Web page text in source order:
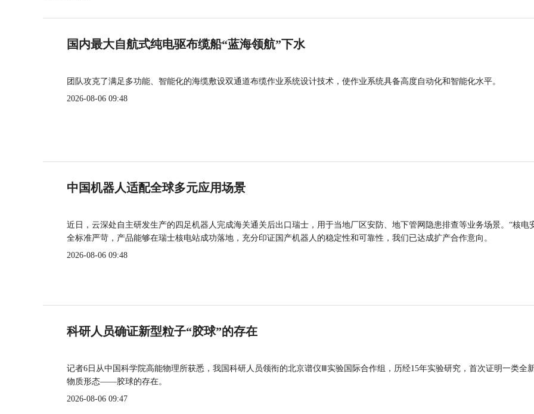
国内最大自航式纯电驱布缆船“蓝海领航”下水
团队攻克了满足多功能、智能化的海缆敷设双通道布缆作业系统设计技术，使作业系统具备高度自动化和智能化水平。
2026-08-06 09:48
中国机器人适配全球多元应用场景
近日，云深处自主研发生产的四足机器人完成海关通关后出口瑞士，用于当地厂区安防、地下管网隐患排查等业务场景。“核电
全标准严苛，产品能够在瑞士核电站成功落地，充分印证国产机器人的稳定性和可靠性，我们已达成扩产合作意向。
2026-08-06 09:48
科研人员确证新型粒子“胶球”的存在
记者6日从中国科学院高能物理所获悉，我国科研人员领衔的北京谱仪Ⅲ实验国际合作组，历经15年实验研究，首次证明一类全
物质形态——胶球的存在。
2026-08-06 09:47